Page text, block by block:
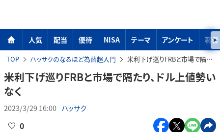
人気 配当 優待 NISA テーマ アンケート 著者
TOP ハッサクのなるほど為替超入門 米利下げ巡りFRBと市場で隔たり、ドル上値勢いなく
米利下げ巡りFRBと市場で隔たり、ドル上値勢い
なく
2023/3/29 16:00 ハッサク
0